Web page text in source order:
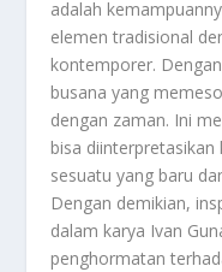
adalah
elemen tradisional
kontemporer.
busana yang
dengan zaman. Ini
bisa
sesuatu yang baru
Dengan demikian,
dalam karya Ivan
penghormatan